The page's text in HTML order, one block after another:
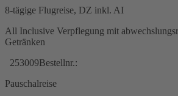
8-tägige Flugreise, DZ inkl. AI
All Inclusive Verpflegung mit
Getränken
253009Bestellnr.:
Pauschalreise